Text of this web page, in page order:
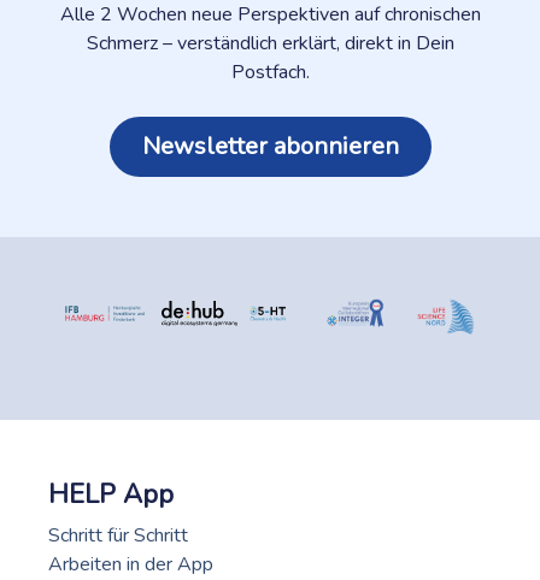
Alle 2 Wochen neue Perspektiven auf chronischen
Schmerz – verständlich erklärt, direkt in Dein
Postfach.
Newsletter abonnieren
HELP App
Schritt für Schritt
Arbeiten in der App